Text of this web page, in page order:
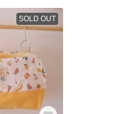
SOLD OUT